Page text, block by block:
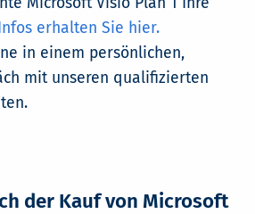
erhalten Sie hier.
in einem persönlichen,
mit unseren qualifizierten
der Kauf von Microsoft